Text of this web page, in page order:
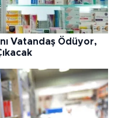
Vatandaş Ödüyor,